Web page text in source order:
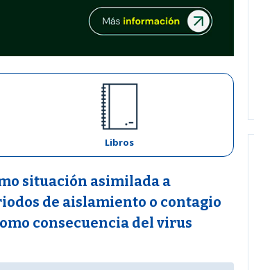
Libros
situación asimilada a
de aislamiento o contagio
consecuencia del virus